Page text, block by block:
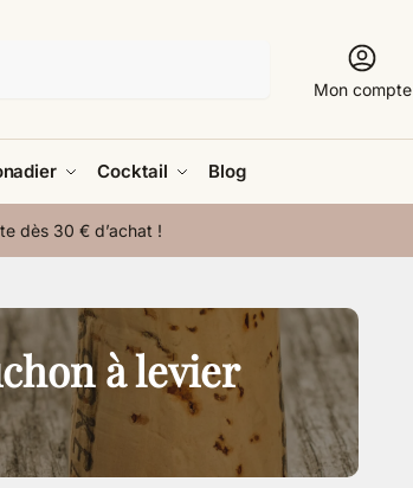
Mon compte
Cocktail Blog
dès 30 € d’achat !
à levier